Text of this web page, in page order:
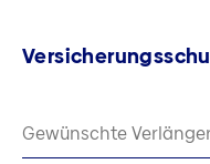
Gewünschte